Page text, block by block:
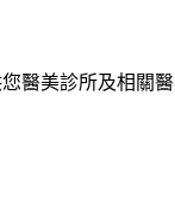
醫美診所及相關